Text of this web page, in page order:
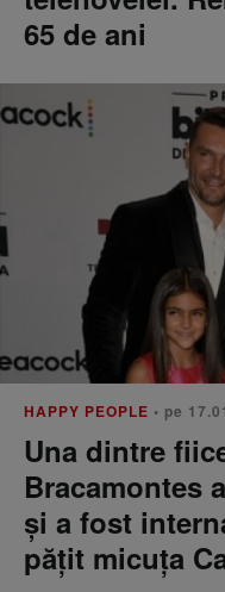
65 de ani
HAPPY PEOPLE • pe
Una dintre
Bracamontes
și a fost
pățit micuța